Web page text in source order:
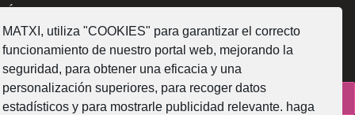
MATXI, utiliza "COOKIES" para garantizar el correcto
funcionamiento de nuestro portal web, mejorando la
seguridad, para obtener una eficacia y una
personalización superiores, para recoger datos
estadísticos y para mostrarle publicidad relevante. haga
SÍGUENOS
¿Como fabricamos?